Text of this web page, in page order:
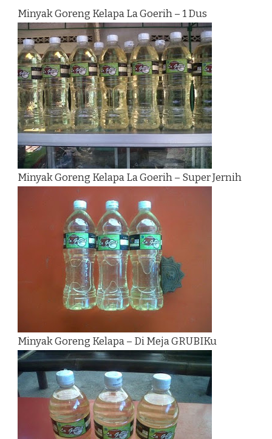
Minyak Goreng Kelapa La Goerih – 1 Dus
Minyak Goreng Kelapa La Goerih – Super Jernih
Minyak Goreng Kelapa – Di Meja GRUBIKu